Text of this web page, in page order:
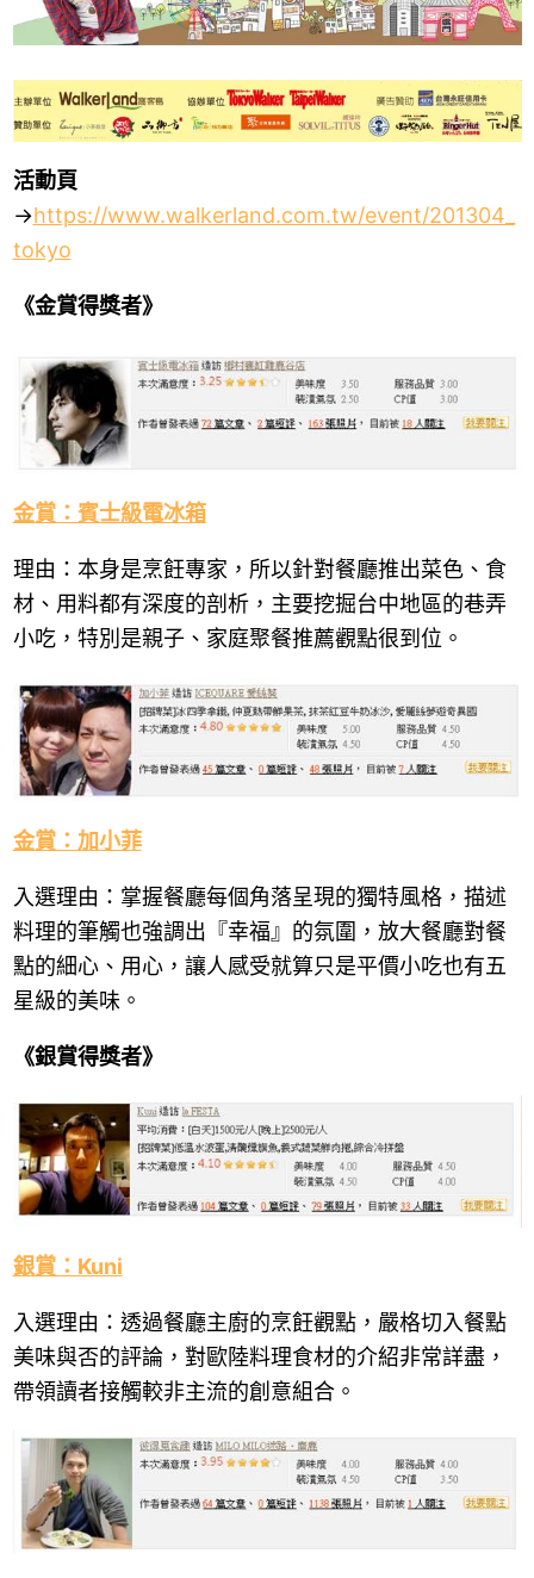
活動頁
→https://www.walkerland.com.tw/event/201304_
tokyo
《金賞得獎者》
金賞：賓士級電冰箱
理由：本身是烹飪專家，所以針對餐廳推出菜色、食
材、用料都有深度的剖析，主要挖掘台中地區的巷弄
小吃，特別是親子、家庭聚餐推薦觀點很到位。
金賞：加小菲
入選理由：掌握餐廳每個角落呈現的獨特風格，描述
料理的筆觸也強調出『幸福』的氛圍，放大餐廳對餐
點的細心、用心，讓人感受就算只是平價小吃也有五
星級的美味。
《銀賞得獎者》
銀賞：Kuni
入選理由：透過餐廳主廚的烹飪觀點，嚴格切入餐點
美味與否的評論，對歐陸料理食材的介紹非常詳盡，
帶領讀者接觸較非主流的創意組合。